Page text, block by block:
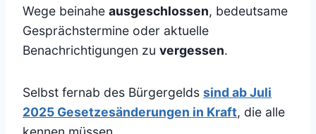
Wege beinahe ausgeschlossen, bedeutsame
Gesprächstermine oder aktuelle
Benachrichtigungen zu vergessen.
Selbst fernab des Bürgergelds sind ab Juli
2025 Gesetzesänderungen in Kraft, die alle